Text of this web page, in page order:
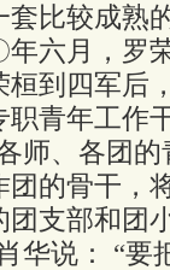
套比较成熟
月，罗荣
桓到四军后
职青年工作
师、各团
团的骨干，
团支部和团
华说： “要